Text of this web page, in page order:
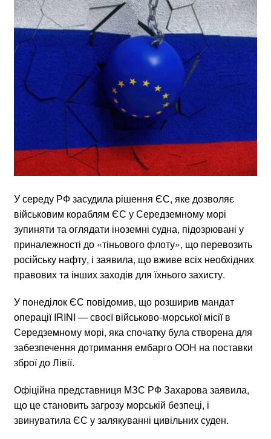
У середу РФ засудила рішення ЄС, яке дозволяє
військовим кораблям ЄС у Середземному морі
зупиняти та оглядати іноземні судна, підозрювані у
приналежності до «тіньового флоту», що перевозить
російську нафту, і заявила, що вживе всіх необхідних
правових та інших заходів для їхнього захисту.
У понеділок ЄС повідомив, що розширив мандат
операції IRINI — своєї військово-морської місії в
Середземному морі, яка спочатку була створена для
забезпечення дотримання ембарго ООН на поставки
зброї до Лівії.
Офіційна представниця МЗС РФ Захарова заявила,
що це становить загрозу морській безпеці, і
звинуватила ЄС у залякуванні цивільних суден.